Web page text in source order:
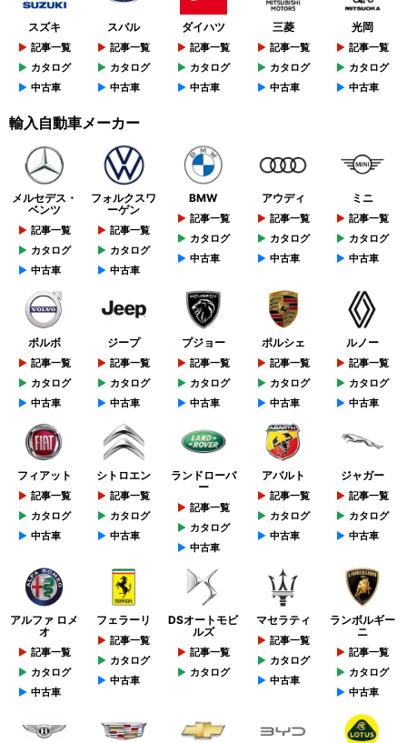
スズキ
記事一覧
カタログ
中古車
スバル
記事一覧
カタログ
中古車
ダイハツ
記事一覧
カタログ
中古車
三菱
記事一覧
カタログ
中古車
光岡
記事一覧
カタログ
中古車
輸入自動車メーカー
メルセデス・
ベンツ
記事一覧
カタログ
中古車
フォルクスワ
ーゲン
記事一覧
カタログ
中古車
BMW
記事一覧
カタログ
中古車
アウディ
記事一覧
カタログ
中古車
ミニ
記事一覧
カタログ
中古車
ボルボ
記事一覧
カタログ
中古車
ジープ
記事一覧
カタログ
中古車
プジョー
記事一覧
カタログ
中古車
ポルシェ
記事一覧
カタログ
中古車
ルノー
記事一覧
カタログ
中古車
フィアット
記事一覧
カタログ
中古車
シトロエン
記事一覧
カタログ
中古車
ランドローバ
ー
記事一覧
カタログ
中古車
アバルト
記事一覧
カタログ
中古車
ジャガー
記事一覧
カタログ
中古車
アルファ ロメ
オ
記事一覧
カタログ
中古車
フェラーリ
記事一覧
カタログ
中古車
DSオートモビ
ルズ
記事一覧
カタログ
マセラティ
記事一覧
カタログ
中古車
ランボルギー
ニ
記事一覧
カタログ
中古車